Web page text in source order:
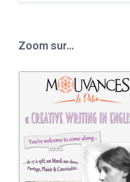
Zoom sur…